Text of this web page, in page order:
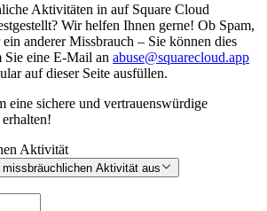
Aktivitäten in auf Square Cloud
Wir helfen Ihnen gerne! Ob Spam,
anderer Missbrauch – Sie können dies
Sie eine E-Mail an abuse@squarecloud.app
auf dieser Seite ausfüllen.
eine sichere und vertrauenswürdige
Aktivität
Aktivität aus